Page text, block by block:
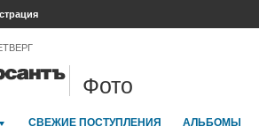
Фото
СВЕЖИЕ ПОСТУПЛЕНИЯ АЛЬБОМЫ